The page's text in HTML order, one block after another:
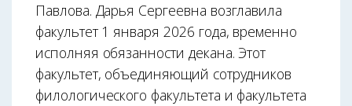
Павлова. Дарья Сергеевна возглавила
факультет 1 января 2026 года, временно
исполняя обязанности декана. Этот
факультет, объединяющий сотрудников
филологического факультета и факультета